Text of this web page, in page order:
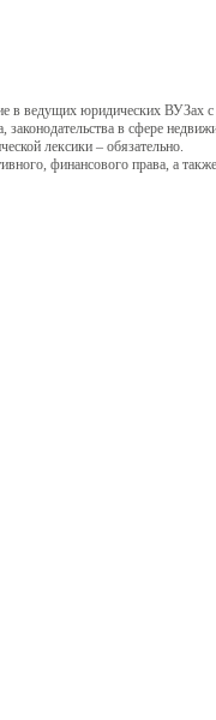
в ведущих юридических
законодательства в сфере
лексики – обязательно.
финансового права, а